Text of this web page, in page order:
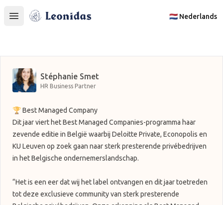
Open main menu
Leonidas 🇳🇱 Nederlands
Stéphanie Smet
HR Business Partner
🏆 Best Managed Company
Dit jaar viert het Best Managed Companies-programma haar
zevende editie in België waarbij Deloitte Private, Econopolis en
KU Leuven op zoek gaan naar sterk presterende privébedrijven
in het Belgische ondernemerslandschap.
“Het is een eer dat wij het label ontvangen en dit jaar toetreden
tot deze exclusieve community van sterk presterende